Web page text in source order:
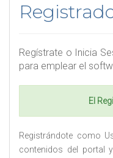
Regístrate o Inicia
para emplear el
El
Registrándote como
contenidos del portal